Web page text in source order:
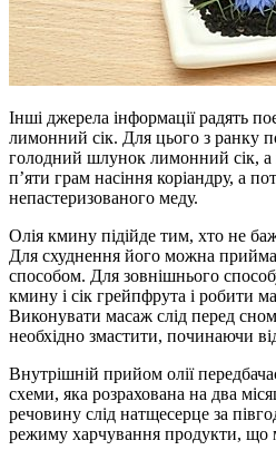
Інші джерела інформації радять
лимонний сік. Для цього з ранку
голодний шлунок лимонний сік, а
п’яти грам насіння коріандру, а
непастеризованого меду.
Олія кмину підійде тим, хто не
Для схуднення його можна
способом. Для зовнішнього
кмину і сік грейпфрута і робити
Виконувати масаж слід перед
необхідно змастити, починаючи
Внутрішній прийом олії
схеми, яка розрахована на два
речовину слід натщесерце за
режиму харчування продукти, що